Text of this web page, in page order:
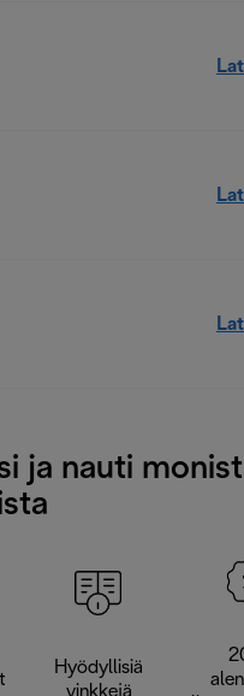
ja nauti
Hyödyllisiä
vinkkejä